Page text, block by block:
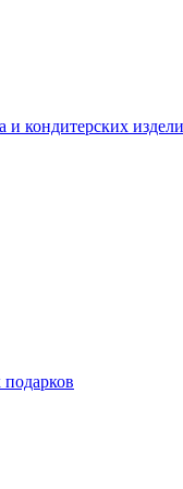
и кондитерских
подарков